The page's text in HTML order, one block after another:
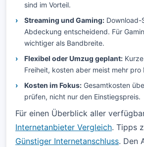
sind im Vorteil.
Streaming und Gaming: Download-
Abdeckung entscheidend. Für
wichtiger als Bandbreite.
Flexibel oder Umzug geplant:
Freiheit, kosten aber meist mehr pro
Kosten im Fokus: Gesamtkosten
prüfen, nicht nur den Einstiegspreis.
Für einen Überblick aller
Internetanbieter Vergleich. Tipps
Günstiger Internetanschluss. Den